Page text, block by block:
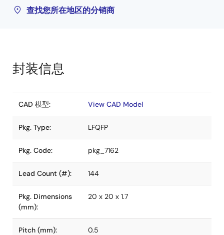
查找您所在地区的分销商
封装信息
CAD 模型: View CAD Model
Pkg. Type: LFQFP
Pkg. Code: pkg_7162
Lead Count (#): 144
Pkg. Dimensions
(mm):
20 x 20 x 1.7
Pitch (mm): 0.5